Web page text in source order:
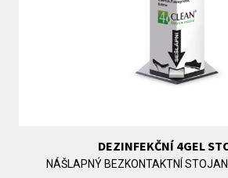
DEZINFEKČNÍ 4GEL
NÁŠLAPNÝ BEZKONTAKTNÍ STOJAN